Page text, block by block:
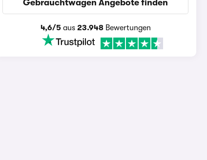
Gebrauchtwagen Angebote finden
4,6/5aus 23.948Bewertungen